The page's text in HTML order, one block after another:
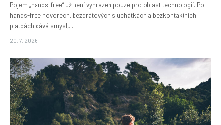
Pojem „hands-free“ už není vyhrazen pouze pro oblast technologií. Po
hands-free hovorech, bezdrátových sluchátkách a bezkontaktních
platbách dává smysl,...
20. 7. 2026